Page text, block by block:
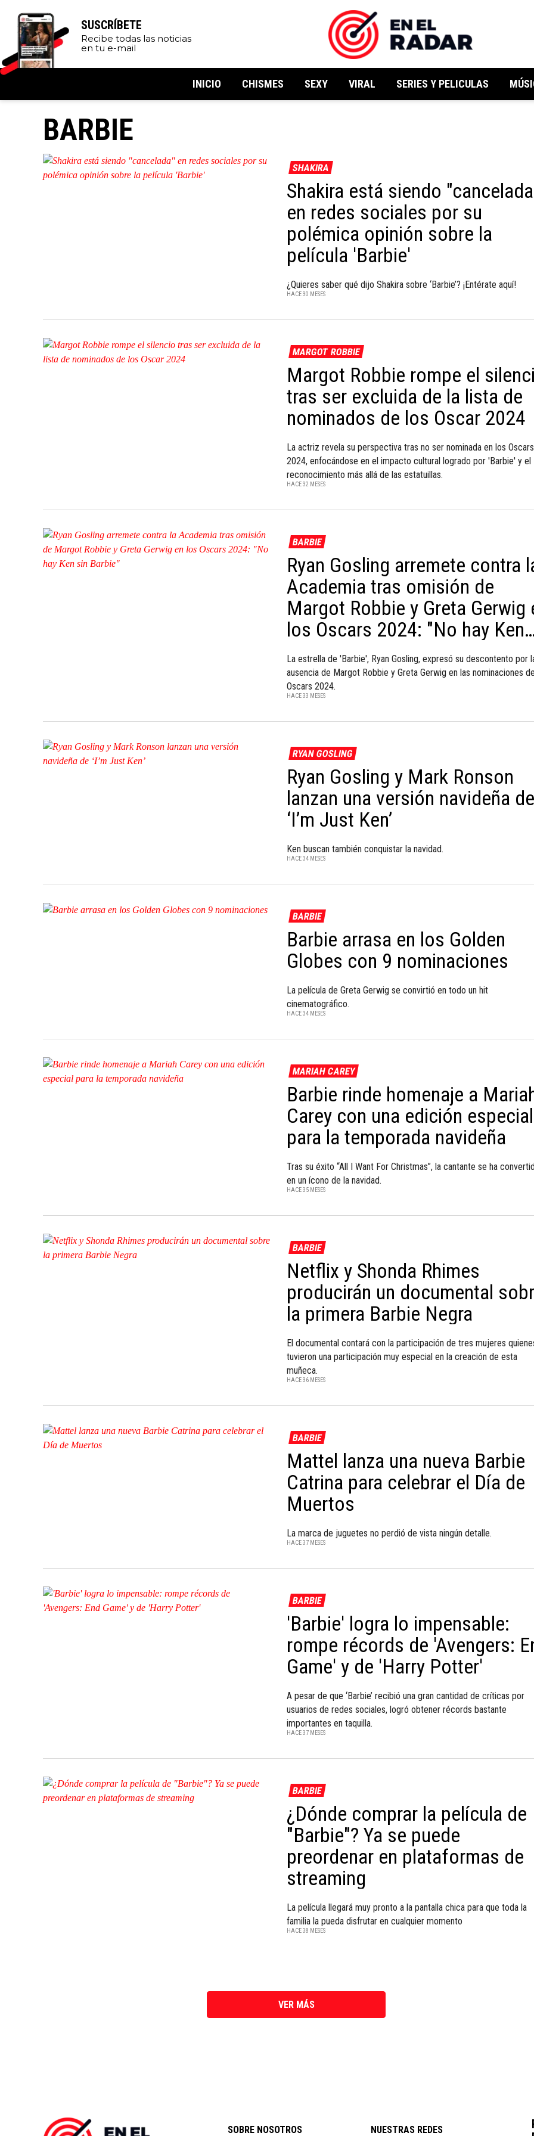
SUSCRÍBETE
Recibe todas las noticias
en tu e-mail
INICIO CHISMES SEXY VIRAL SERIES Y PELICULAS
BARBIE
SHAKIRA
Shakira está siendo
en redes sociales por su
polémica opinión sobre la
película 'Barbie'
¿Quieres saber qué dijo Shakira sobre ‘Barbie’? ¡Entérate aquí!
HACE 30 MESES
MARGOT ROBBIE
Margot Robbie rompe el
tras ser excluida de la lista de
nominados de los Oscar 2024
La actriz revela su perspectiva tras no ser nominada en los Oscars
2024, enfocándose en el impacto cultural logrado por 'Barbie' y el
reconocimiento más allá de las estatuillas.
HACE 32 MESES
BARBIE
Ryan Gosling arremete contra
Academia tras omisión de
Margot Robbie y Greta Gerwig
los Oscars 2024: "No hay Ken
sin Barbie"
La estrella de 'Barbie', Ryan Gosling, expresó su descontento por
ausencia de Margot Robbie y Greta Gerwig en las nominaciones
Oscars 2024.
HACE 33 MESES
RYAN GOSLING
Ryan Gosling y Mark Ronson
lanzan una versión navideña de
‘I’m Just Ken’
Ken buscan también conquistar la navidad.
HACE 34 MESES
BARBIE
Barbie arrasa en los Golden
Globes con 9 nominaciones
La película de Greta Gerwig se convirtió en todo un hit
cinematográfico.
HACE 34 MESES
MARIAH CAREY
Barbie rinde homenaje a
Carey con una edición especial
para la temporada navideña
Tras su éxito “All I Want For Christmas”, la cantante se ha
en un ícono de la navidad.
HACE 35 MESES
BARBIE
Netflix y Shonda Rhimes
producirán un documental
la primera Barbie Negra
El documental contará con la participación de tres mujeres
tuvieron una participación muy especial en la creación de esta
muñeca.
HACE 36 MESES
BARBIE
Mattel lanza una nueva Barbie
Catrina para celebrar el Día de
Muertos
La marca de juguetes no perdió de vista ningún detalle.
HACE 37 MESES
BARBIE
'Barbie' logra lo impensable:
rompe récords de 'Avengers:
Game' y de 'Harry Potter'
A pesar de que ‘Barbie’ recibió una gran cantidad de críticas por
usuarios de redes sociales, logró obtener récords bastante
importantes en taquilla.
HACE 37 MESES
BARBIE
¿Dónde comprar la película de
"Barbie"? Ya se puede
preordenar en plataformas de
streaming
La película llegará muy pronto a la pantalla chica para que toda la
familia la pueda disfrutar en cualquier momento
HACE 38 MESES
VER MÁS
SOBRE NOSOTROS NUESTRAS REDES